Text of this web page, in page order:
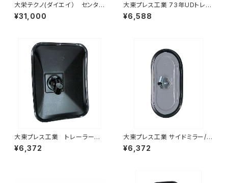
大栄テクノ(ダイエイ） センタ
ーパイプ 'MMT-6497CP キッ
クス H59A 個人宅NG
¥31,000
大東プレス工業 73年UDトレー
ラーミラーL013 （P付） DI-52
¥6,588
大東プレス工業 トレーラーミ
ラー 黒 UD L013 NS
角型 左 DI-58B
¥6,372
大東プレス工業 サイドミラー/バ
ックミラー77年いすゞ 300 L0
04 小判 DI-75
¥6,372